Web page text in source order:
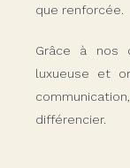
que renforcée.
Grâce à nos
luxueuse et
différencier.